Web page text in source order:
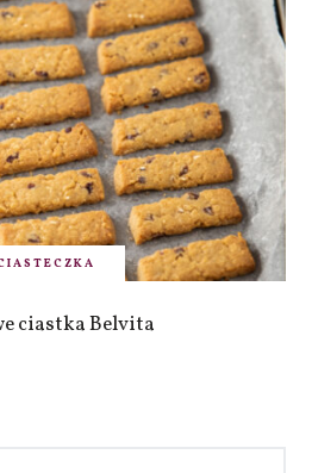
ciastka Belvita